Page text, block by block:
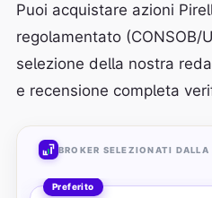
Puoi acquistare azioni
regolamentato (CONSOB/
selezione della nostra
e recensione completa
BROKER SELEZIONATI DALLA
Preferito